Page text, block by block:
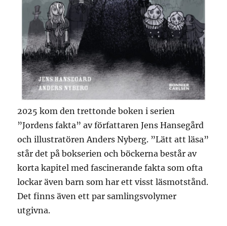
2025 kom den trettonde boken i serien
”Jordens fakta” av författaren Jens Hansegård
och illustratören Anders Nyberg. ”Lätt att läsa”
står det på bokserien och böckerna består av
korta kapitel med fascinerande fakta som ofta
lockar även barn som har ett visst läsmotstånd.
Det finns även ett par samlingsvolymer
utgivna.